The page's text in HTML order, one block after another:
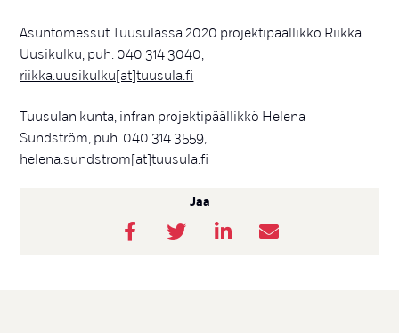
Asuntomessut Tuusulassa 2020 projektipäällikkö Riikka
Uusikulku, puh. 040 314 3040,
riikka.uusikulku[at]tuusula.fi
Tuusulan kunta, infran projektipäällikkö Helena
Sundström, puh. 040 314 3559,
helena.sundstrom[at]tuusula.fi
Jaa